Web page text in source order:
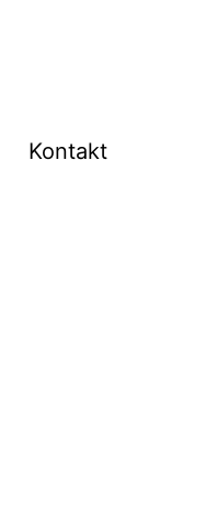
Kontakt